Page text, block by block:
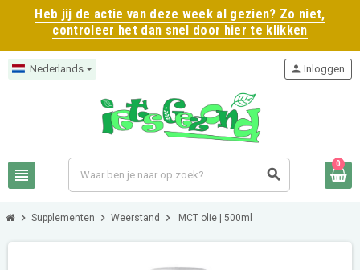
Heb jij de actie van deze week al gezien? Zo niet,
controleer het dan snel door hier te klikken
Nederlands
view_headline search
person Inloggen
0
chevron_right Supplementen chevron_right Weerstand chevron_right MCT olie | 500ml